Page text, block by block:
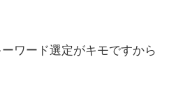
ワード選定がキモですから